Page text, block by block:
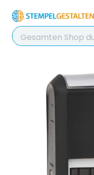
+49